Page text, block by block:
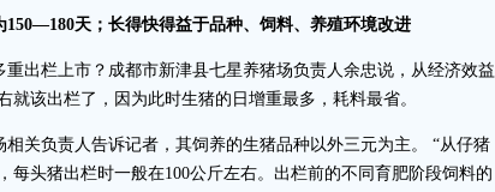
天；长得快得益于品种、饲料、养殖环境改进
出栏上市？成都市新津县七星养猪场负责人余忠说，从经济效益
就该出栏了，因为此时生猪的日增重最多，耗料最省。
关负责人告诉记者，其饲养的生猪品种以外三元为主。 “从仔猪
每头猪出栏时一般在100公斤左右。出栏前的不同育肥阶段饲料的